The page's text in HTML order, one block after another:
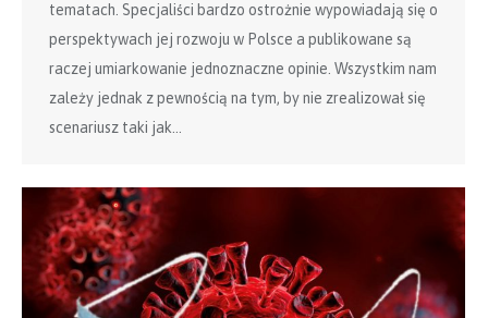
tematach. Specjaliści bardzo ostrożnie wypowiadają się o
perspektywach jej rozwoju w Polsce a publikowane są
raczej umiarkowanie jednoznaczne opinie. Wszystkim nam
zależy jednak z pewnością na tym, by nie zrealizował się
scenariusz taki jak…